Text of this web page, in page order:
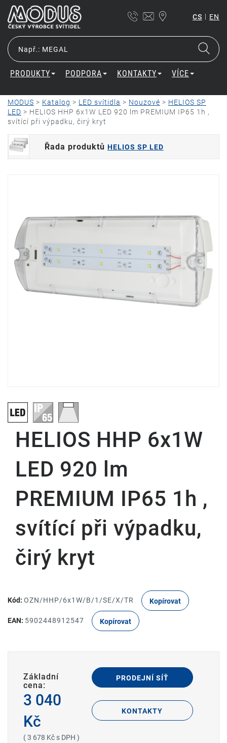
CS | EN
PRODUKTY PODPORA KONTAKTY VÍCE
MODUS > Katalog > LED svítidla > Nouzové > HELIOS SP
LED > HELIOS HHP 6x1W LED 920 lm PREMIUM IP65 1h ,
svítící při výpadku, čirý kryt
Řada produktů HELIOS SP LED
HELIOS HHP 6x1W
LED 920 lm
PREMIUM IP65 1h ,
svítící při výpadku,
čirý kryt
Kód: OZN/HHP/6x1W/B/1/SE/X/TR Kopírovat
EAN: 5902448912547 Kopírovat
Základní
cena:
3 040
Kč
( 3 678 Kč s DPH )
PRODEJNÍ SÍŤ
KONTAKTY